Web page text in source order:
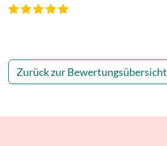
Zurück zur Bewertungsübersicht